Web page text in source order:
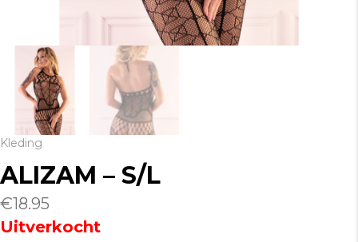
Kleding
ALIZAM – S/L
€18.95
Uitverkocht